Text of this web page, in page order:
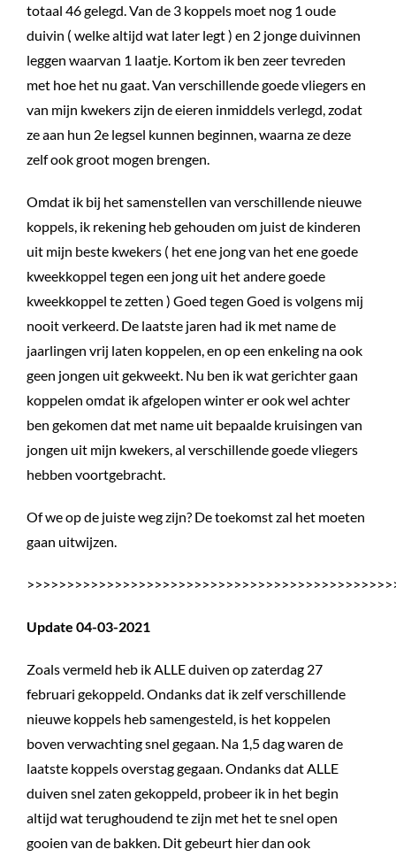
totaal 46 gelegd. Van de 3 koppels moet nog 1 oude
duivin ( welke altijd wat later legt ) en 2 jonge duivinnen
leggen waarvan 1 laatje. Kortom ik ben zeer tevreden
met hoe het nu gaat. Van verschillende goede vliegers en
van mijn kwekers zijn de eieren inmiddels verlegd, zodat
ze aan hun 2e legsel kunnen beginnen, waarna ze deze
zelf ook groot mogen brengen.
Omdat ik bij het samenstellen van verschillende nieuwe
koppels, ik rekening heb gehouden om juist de kinderen
uit mijn beste kwekers ( het ene jong van het ene goede
kweekkoppel tegen een jong uit het andere goede
kweekkoppel te zetten ) Goed tegen Goed is volgens mij
nooit verkeerd. De laatste jaren had ik met name de
jaarlingen vrij laten koppelen, en op een enkeling na ook
geen jongen uit gekweekt. Nu ben ik wat gerichter gaan
koppelen omdat ik afgelopen winter er ook wel achter
ben gekomen dat met name uit bepaalde kruisingen van
jongen uit mijn kwekers, al verschillende goede vliegers
hebben voortgebracht.
Of we op de juiste weg zijn? De toekomst zal het moeten
gaan uitwijzen.
Update 04-03-2021
Zoals vermeld heb ik ALLE duiven op zaterdag 27
februari gekoppeld. Ondanks dat ik zelf verschillende
nieuwe koppels heb samengesteld, is het koppelen
boven verwachting snel gegaan. Na 1,5 dag waren de
laatste koppels overstag gegaan. Ondanks dat ALLE
duiven snel zaten gekoppeld, probeer ik in het begin
altijd wat terughoudend te zijn met het te snel open
gooien van de bakken. Dit gebeurt hier dan ook